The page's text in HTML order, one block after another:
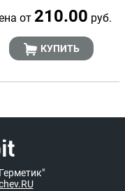
от 210.00 руб.
КУПИТЬ